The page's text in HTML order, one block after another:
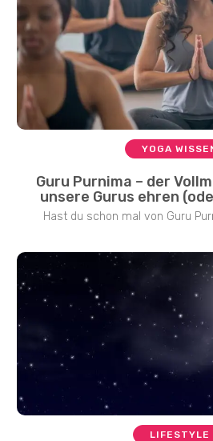
YOGA
Guru Purnima – der
unsere Gurus ehren
Hast du schon mal von Guru
LIFESTYLE